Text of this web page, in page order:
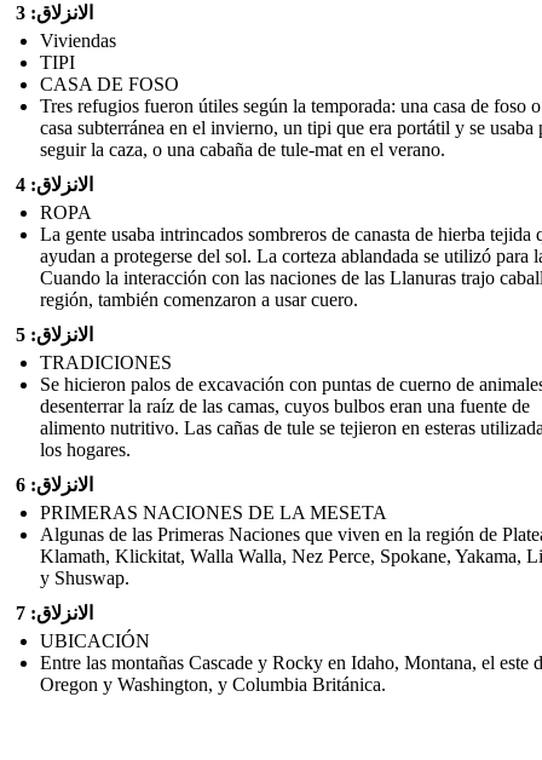
الانزلاق: 3
Viviendas
TIPI
CASA DE FOSO
Tres refugios fueron útiles según la temporada: una casa de foso
casa subterránea en el invierno, un tipi que era portátil y se usaba
seguir la caza, o una cabaña de tule-mat en el verano.
الانزلاق: 4
ROPA
La gente usaba intrincados sombreros de canasta de hierba tejida
ayudan a protegerse del sol. La corteza ablandada se utilizó para
Cuando la interacción con las naciones de las Llanuras trajo
región, también comenzaron a usar cuero.
الانزلاق: 5
TRADICIONES
Se hicieron palos de excavación con puntas de cuerno de
desenterrar la raíz de las camas, cuyos bulbos eran una fuente de
alimento nutritivo. Las cañas de tule se tejieron en esteras
los hogares.
الانزلاق: 6
PRIMERAS NACIONES DE LA MESETA
Algunas de las Primeras Naciones que viven en la región de
Klamath, Klickitat, Walla Walla, Nez Perce, Spokane, Yakama,
y Shuswap.
الانزلاق: 7
UBICACIÓN
Entre las montañas Cascade y Rocky en Idaho, Montana, el este
Oregon y Washington, y Columbia Británica.